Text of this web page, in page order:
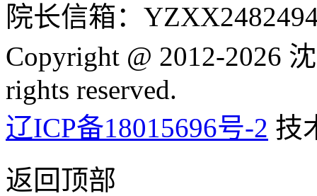
院长信箱：
Copyright @ 2012-2026
rights reserved.
辽ICP备18015696号-2 技
返回顶部